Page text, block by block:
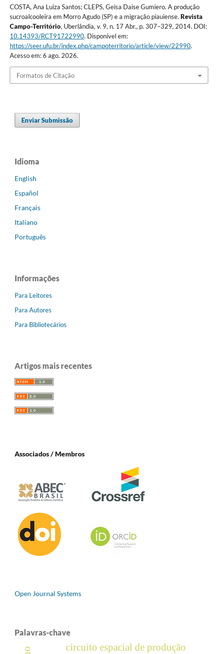
COSTA, Ana Luiza Santos; CLEPS, Geisa Daise Gumiero. A produção
sucroalcooleira em Morro Agudo (SP) e a migração piauiense. Revista
Campo-Território, Uberlândia, v. 9, n. 17 Abr., p. 307–329, 2014. DOI:
10.14393/RCT91722990. Disponível em:
https://seer.ufu.br/index.php/campoterritorio/article/view/22990.
Acesso em: 6 ago. 2026.
Formatos de Citação
Enviar Submissão
Idioma
English
Español
Français
Italiano
Português
Informações
Para Leitores
Para Autores
Para Bibliotecários
Artigos mais recentes
Associados / Membros
Open Journal Systems
Palavras-chave
circuito espacial de produção